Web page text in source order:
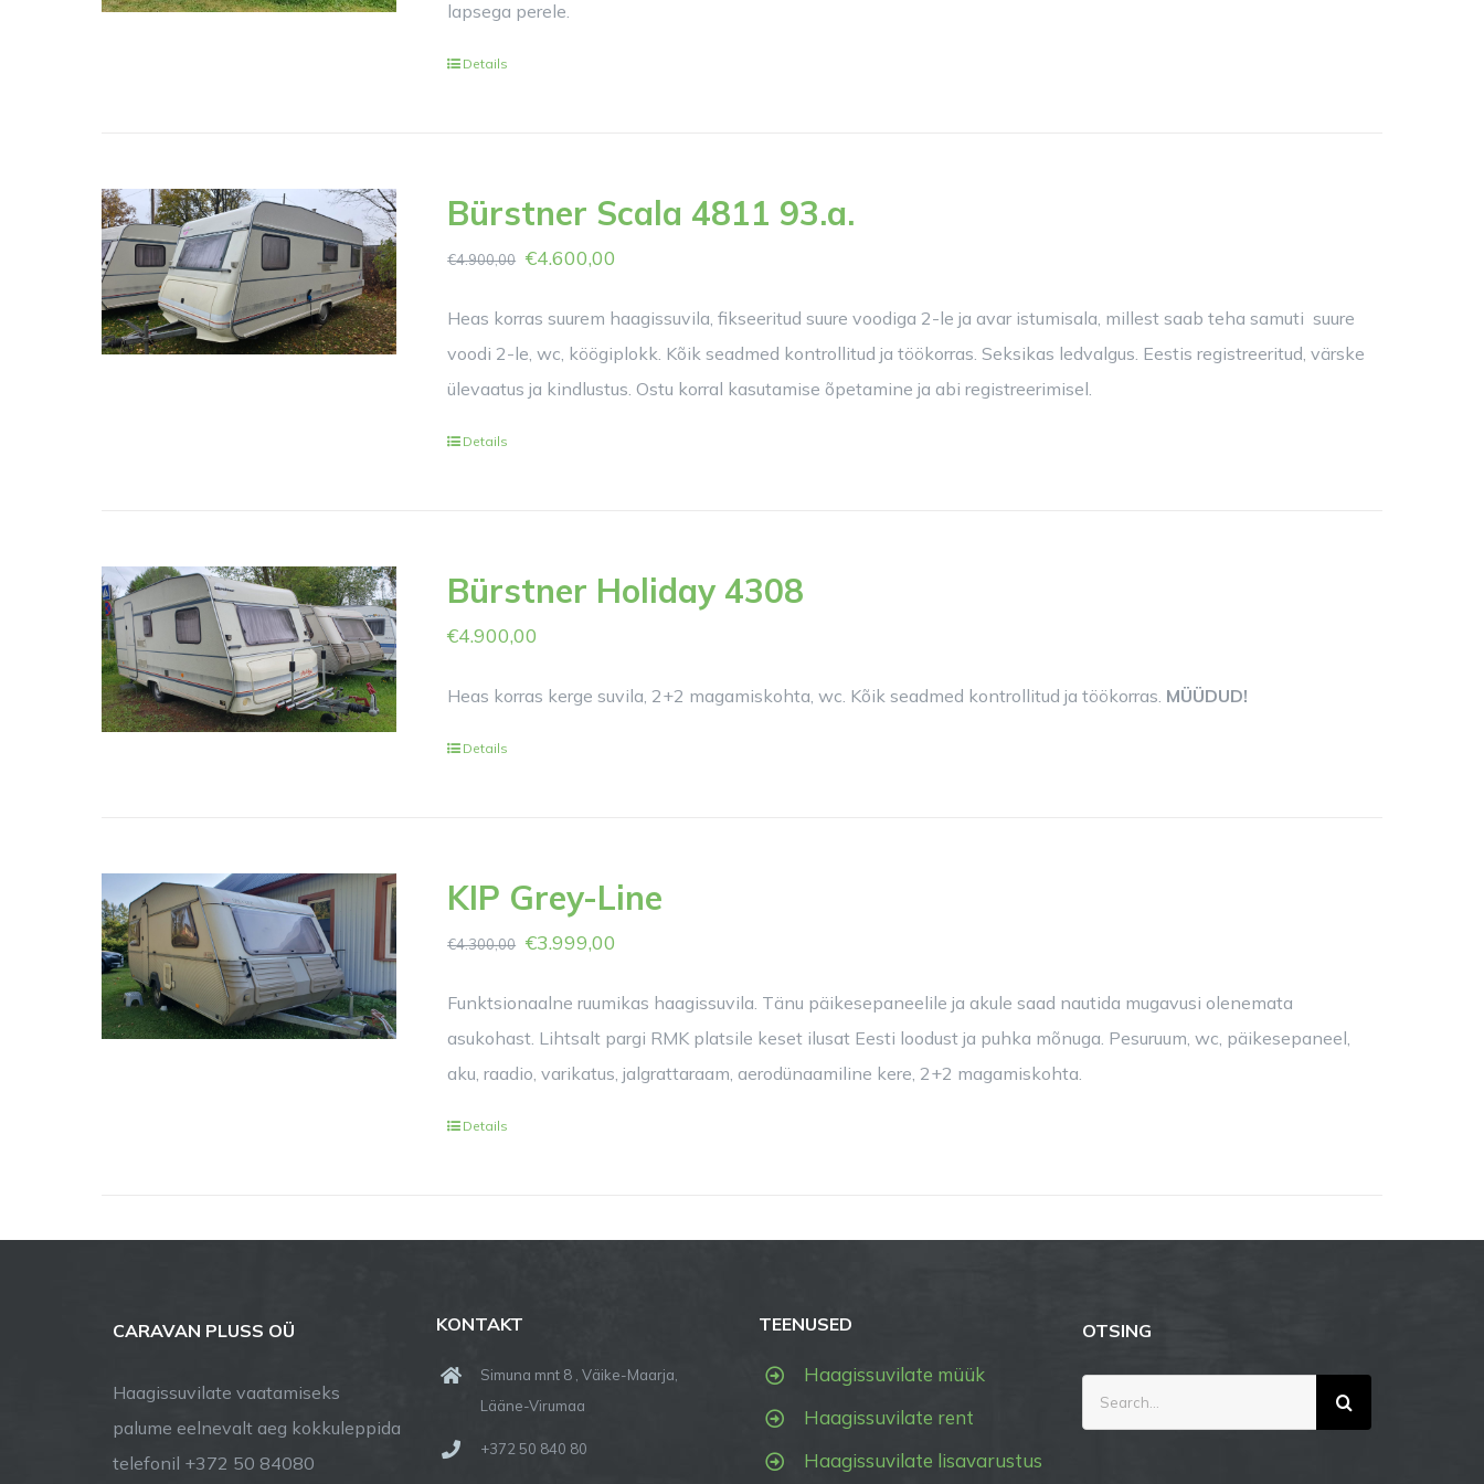
lapsega perele.
Details
Bürstner Scala 4811 93.a.
€4.900,00 €4.600,00
Heas korras suurem haagissuvila, fikseeritud suure voodiga 2-le ja avar istumisala, millest saab teha samuti suure
voodi 2-le, wc, köögiplokk. Kõik seadmed kontrollitud ja töökorras. Seksikas ledvalgus. Eestis registreeritud, värske
ülevaatus ja kindlustus. Ostu korral kasutamise õpetamine ja abi registreerimisel.
Details
Bürstner Holiday 4308
€4.900,00
Heas korras kerge suvila, 2+2 magamiskohta, wc. Kõik seadmed kontrollitud ja töökorras. MÜÜDUD!
Details
KIP Grey-Line
€4.300,00 €3.999,00
Funktsionaalne ruumikas haagissuvila. Tänu päikesepaneelile ja akule saad nautida mugavusi olenemata
asukohast. Lihtsalt pargi RMK platsile keset ilusat Eesti loodust ja puhka mõnuga. Pesuruum, wc, päikesepaneel,
aku, raadio, varikatus, jalgrattaraam, aerodünaamiline kere, 2+2 magamiskohta.
Details
CARAVAN PLUSS OÜ
Haagissuvilate vaatamiseks
palume eelnevalt aeg kokkuleppida
telefonil +372 50 84080
KONTAKT
Simuna mnt 8 , Väike-Maarja,
Lääne-Virumaa
+372 50 840 80
TEENUSED
Haagissuvilate müük
Haagissuvilate rent
Haagissuvilate lisavarustus
OTSING
Search
for: